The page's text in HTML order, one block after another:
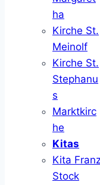
ha
Kirche St.
Meinolf
Kirche St.
Stephanu
s
Marktkirc
he
Kitas
Kita
Stock